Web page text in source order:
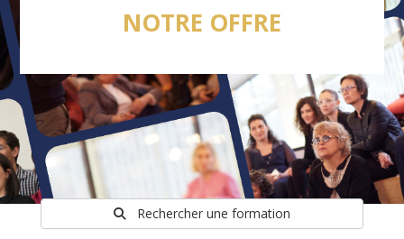
NOTRE OFFRE
Rechercher une formation